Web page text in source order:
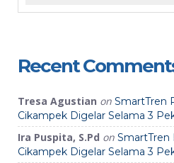
Recent
Tresa Agustian on SmartTren
Cikampek Digelar Selama 3
Ira Puspita, S.Pd on SmartTren
Cikampek Digelar Selama 3